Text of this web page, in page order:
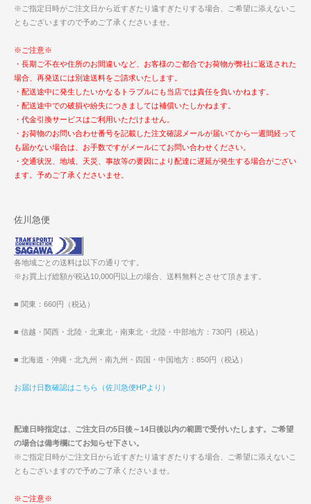
※ご指定日時がご注文日から近すぎたり遠すぎたりする場合、ご希望に添えないこ
ともございますので予めご了承くださいませ。
※ご注意※
・長期ご不在や住所のお間違いなど、お客様のご都合でお荷物が弊社に返送された
場合、再発送には別途送料をご請求いたします。
・配送途中に発生したいかなるトラブルにも当店では責任を負いかねます。
・配送途中での破損や紛失につきましては補償いたしかねます。
・代金引換サービスはご利用いただけません。
・お荷物のお問い合わせ番号を記載した注文確認メールが届いてから一週間経って
も届かない場合は、お手数ですがメールにてお問い合わせください。
・交通状況、地域、天災、事故等の要因により配達に遅延が発生する場合がござい
ます。予めご了承くださいませ。
佐川急便
各地域ごとの送料は以下の通りです。
※お買上げ総額が税込10,000円以上の場合、送料無料とさせて頂きます。
■ 関東：660円（税込）
■ 信越・関西・北陸・北東北・南東北・北陸・中部地方：730円（税込）
■ 北海道・沖縄・北九州・南九州・四国・中国地方：850円（税込）
お届け日数確認はこちら（佐川急便HPより）
配達日時指定は、ご注文日の5日後～14日後以内の範囲で受付いたします。ご希望
の場合は備考欄にてお知らせ下さい。
※ご指定日時がご注文日から近すぎたり遠すぎたりする場合、ご希望に添えないこ
ともございますので予めご了承くださいませ。
※ご注意※